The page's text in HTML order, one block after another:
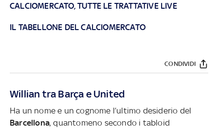
CALCIOMERCATO, TUTTE LE TRATTATIVE LIVE
IL TABELLONE DEL CALCIOMERCATO
CONDIVIDI
Willian tra Barça e United
Ha un nome e un cognome l’ultimo desiderio del
Barcellona, quantomeno secondo i tabloid